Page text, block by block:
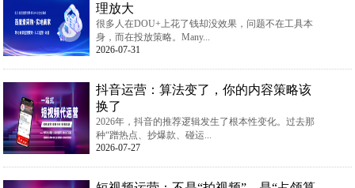
理放大
很多人在DOU+上花了钱却没效果，问题不在工具本
身，而在投放策略。Many...
2026-07-31
抖音运营：算法变了，你的内容策略该
换了
2026年，抖音的推荐逻辑发生了根本性变化。过去那
种“蹭热点、抄爆款、碰运...
2026-07-27